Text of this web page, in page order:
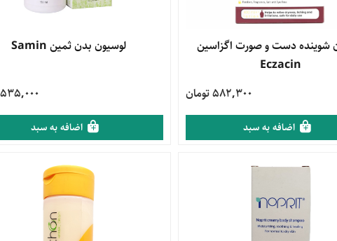
محصول
شوینده دست و صورت اگزاسین
Eczacin
582,300 تومان
اضافه به سبد
مشاهده محصول
لوسیون بدن ثمین Samin
535,000 تومان
اضافه به سبد